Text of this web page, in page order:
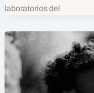
laboratorios del